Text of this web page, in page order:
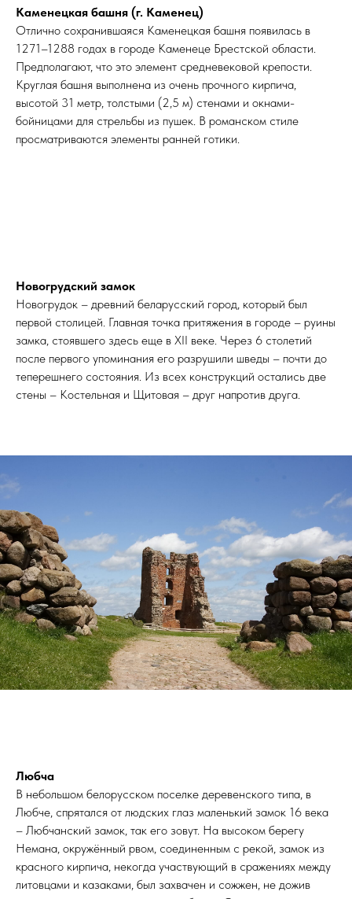
Каменецкая башня (г. Каменец)
Отлично сохранившаяся Каменецкая башня появилась в
1271–1288 годах в городе Каменеце Брестской области.
Предполагают, что это элемент средневековой крепости.
Круглая башня выполнена из очень прочного кирпича,
высотой 31 метр, толстыми (2,5 м) стенами и окнами-
бойницами для стрельбы из пушек. В романском стиле
просматриваются элементы ранней готики.
Новогрудский замок
Новогрудок – древний беларусский город, который был
первой столицей. Главная точка притяжения в городе – руины
замка, стоявшего здесь еще в XII веке. Через 6 столетий
после первого упоминания его разрушили шведы – почти до
теперешнего состояния. Из всех конструкций остались две
стены – Костельная и Щитовая – друг напротив друга.
Любча
В небольшом белорусском поселке деревенского типа, в
Любче, спрятался от людских глаз маленький замок 16 века
– Любчанский замок, так его зовут. На высоком берегу
Немана, окружённый рвом, соединенным с рекой, замок из
красного кирпича, некогда участвующий в сражениях между
литовцами и казаками, был захвачен и сожжен, не дожив